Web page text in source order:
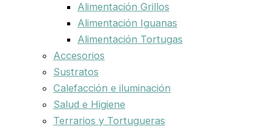
Alimentación Grillos
Alimentación Iguanas
Alimentación Tortugas
Accesorios
Sustratos
Calefacción e iluminación
Salud e Higiene
Terrarios y Tortugueras